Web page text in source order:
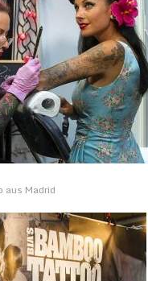
Madrid